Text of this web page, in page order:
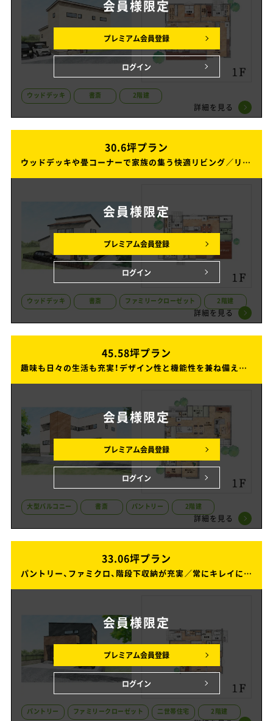
ウッドデッキ 書斎 2階建
詳細を見る
会員様限定
プレミアム会員登録
ログイン
30.6坪プラン
ウッドデッキや畳コーナーで家族の集う快適リビング／リモートワークにぴったりの書斎も便利◎な2階建ての家
ウッドデッキ 書斎 ファミリークローゼット 2階建
詳細を見る
30.6坪プラン
ウッドデッキや畳コーナーで家族の集う快適リビング／リモートワークにぴったりの書斎も便利◎な2階建ての家
会員様限定
プレミアム会員登録
ログイン
45.58坪プラン
趣味も日々の生活も充実！デザイン性と機能性を兼ね備えた2階建ての家
大型バルコニー 書斎 パントリー 2階建
詳細を見る
45.58坪プラン
趣味も日々の生活も充実！デザイン性と機能性を兼ね備えた2階建ての家
会員様限定
プレミアム会員登録
ログイン
33.06坪プラン
パントリー、ファミクロ、階段下収納が充実／常にキレイに保ちたい方にオススメな家事ラク間取りの2階建ての家
パントリー ファミリークローゼット 二世帯住宅 2階建
33.06坪プラン
パントリー、ファミクロ、階段下収納が充実／常にキレイに保ちたい方にオススメな家事ラク間取りの2階建ての家
会員様限定
プレミアム会員登録
ログイン